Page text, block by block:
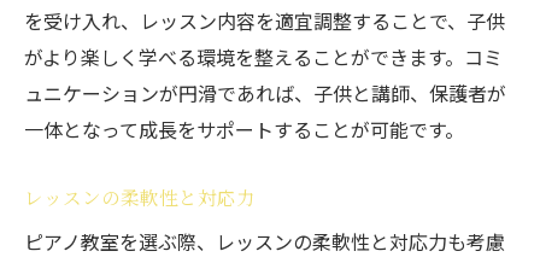
を受け入れ、レッスン内容を適宜調整することで、子供
がより楽しく学べる環境を整えることができます。コミ
ュニケーションが円滑であれば、子供と講師、保護者が
一体となって成長をサポートすることが可能です。
レッスンの柔軟性と対応力
ピアノ教室を選ぶ際、レッスンの柔軟性と対応力も考慮